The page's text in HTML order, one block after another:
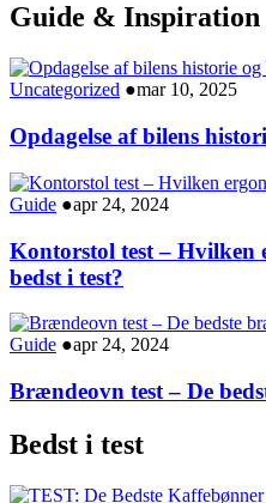
Guide & Inspiration
Uncategorized ●mar 10, 2025
Opdagelse af bilens
Guide ●apr 24, 2024
Kontorstol test – Hvilken
bedst i test?
Guide ●apr 24, 2024
Brændeovn test – De
Bedst i test